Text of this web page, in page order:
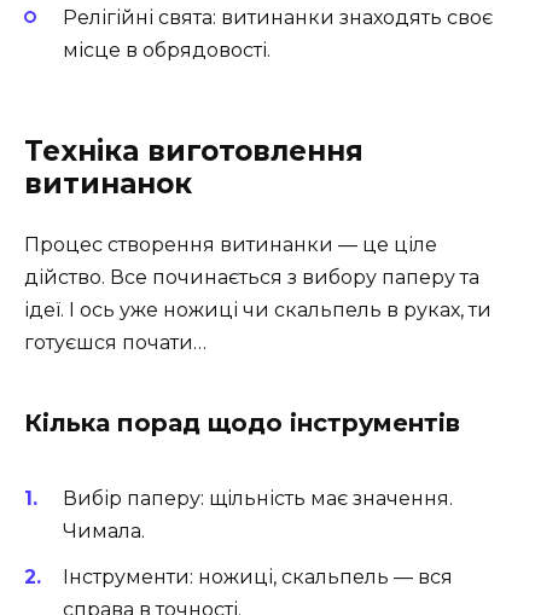
Релігійні свята: витинанки знаходять своє
місце в обрядовості.
Техніка виготовлення
витинанок
Процес створення витинанки — це ціле
дійство. Все починається з вибору паперу та
ідеї. І ось уже ножиці чи скальпель в руках, ти
готуєшся почати…
Кілька порад щодо інструментів
Вибір паперу: щільність має значення.
Чимала.
Інструменти: ножиці, скальпель — вся
справа в точності.